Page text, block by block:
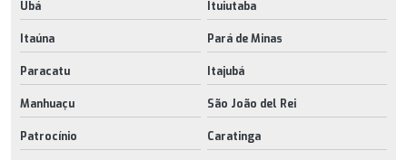
Ubá Ituiutaba
Itaúna Pará de Minas
Paracatu Itajubá
Manhuaçu São João del Rei
Patrocínio Caratinga